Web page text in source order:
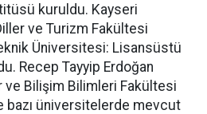
kuruldu. Kayseri
ve Turizm Fakültesi
Üniversitesi: Lisansüstü
Recep Tayyip Erdoğan
ve Bilişim Bilimleri Fakültesi
bazı üniversitelerde mevcut